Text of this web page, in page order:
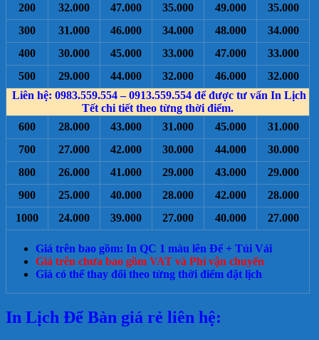
200
32.000 47.000 35.000 49.000
35.000
300
31.000 46.000 34.000 48.000
34.000
400
30.000 45.000 33.000 47.000
33.000
500
29.000 44.000 32.000 46.000
32.000
Liên hệ: 0983.559.554 – 0913.559.554 để được tư vấn In Lịch
Tết chi tiết theo từng thời điểm.
600
28.000 43.000 31.000 45.000
31.000
700
27.000 42.000 30.000 44.000
30.000
800
26.000 41.000 29.000 43.000
29.000
900
25.000 40.000 28.000 42.000
28.000
1000
24.000 39.000 27.000 40.000 27.000
Giá trên bao gồm: In QC 1 màu lên Đế + Túi Vải
Giá trên chưa bao gồm VAT và Phí vận chuyển
Giá có thể thay đổi theo từng thời điểm đặt lịch
In Lịch Để Bàn giá rẻ liên hệ: